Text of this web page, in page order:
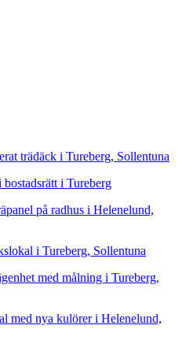
trädäck i Tureberg, Sollentuna
i Tureberg
på radhus i Helenelund,
i Tureberg, Sollentuna
med målning i Tureberg,
med nya kulörer i Helenelund,